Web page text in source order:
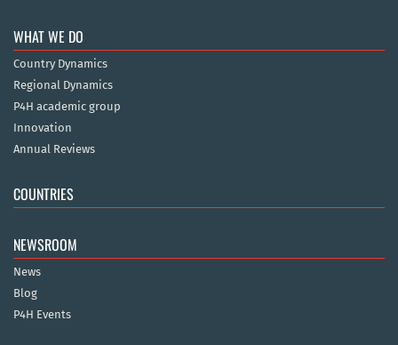
WHAT WE DO
Country Dynamics
Regional Dynamics
P4H academic group
Innovation
Annual Reviews
COUNTRIES
NEWSROOM
News
Blog
P4H Events